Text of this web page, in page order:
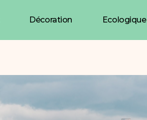
Décoration Ecologique